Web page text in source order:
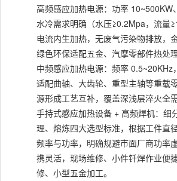
高频感应加热电源：功率 10~500KW
水冷需求明确（水压≥0.2Mpa，流量
电流内生加热，无废气污染物排放，
绿色环保适配五金、汽摩零部件热处理
中频感应加热电源：频率 0.5~20KHz
适配曲轴、大齿轮、重型主轴等重载
源形成工艺互补，覆盖深浅层淬火全需
手持式感应加热设备 + 高频焊机：细
理、熔炼四大选型标准，根据工件直
频率与功率，明确规避市面厂商功率
携灵活，现场维修、小件钎焊作业便
修、小型五金加工。